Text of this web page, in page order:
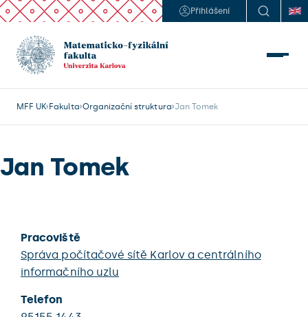
Přihlášení
MFF UK Fakulta Organizační struktura Jan Tomek
Jan Tomek
Pracoviště
Správa počítačové sítě Karlov a centrálního
informačního uzlu
Telefon